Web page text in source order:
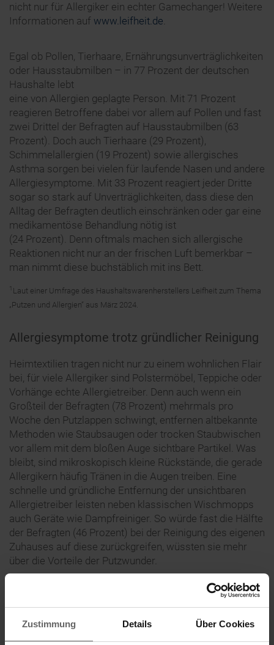
Zustimmung Details Über Cookies
nicht nur für Allergiker ein echter Gamechanger! Weitere
Informationen auf www.leifheit.de.
Egal ob Pollen, Tierhaare, Ernährungsunverträglichkeiten
oder Hausstaubmilben – in 77 Prozent der deutschen
Haushalte lebt
eine von Allergien geplagte Person. Mit 71 Prozent
reagieren Betroffene dabei vor allem auf Pollen und fast
zwei Drittel der Befragten auf Hausstaubmilben (63
Prozent). Doch auch Tierhaare (29 Prozent),
Schimmelallergien (19 Prozent) sowie allergisches
Asthma sorgen bei vielen für laufende Nasen und andere
Allergiesymptome. Mit 33 Prozent reagiert jeder Dritte
sogar so stark auf Unverträglichkeiten, dass diese den
Alltag der Befragten deutlich einschränken oder gar eine
medikamentöse Behandlung nötig ist
(24 Prozent). Denn oftmals machen sich allergische
Reaktionen nicht nur an der frischen Luft bemerkbar –
man nimmt diese buchstäblich mit ins Bett.
1 Laut einer Umfrage des Haushaltswarenherstellers Leifheit zum Thema
„Putzen und Allergien“ aus März 2024.
Allergiesymptome trotz gründlicher Reinigung
Heimtextilien tragen nicht nur zu einem wohnlichen Flair
bei, für viele Allergiker sind Polstermöbel, Teppiche oder
Vorhänge echte Allergietreiber. Denn auch wenn ein
Großteil der Befragten (78 Prozent) mehrmals pro
Woche den Putzlappen schwingt, entfernen altbekannte
Methoden wie Staubsaugen oder trocken Staubwischen
vor allem mit dem bloßen Auge sichtbare Partikel. Was
bleibt, sind mikroskopisch kleine Rückstände, die gerade
Allergikern häufig Tränen in die Augen treiben. Eine
schnelle und gründliche Entfernung der unsichtbaren
Allergietreiber leisten neben klassischen Wischmopps
auch Geräte wie Dampfreiniger. So würde fast die Hälfte
der Befragten (46 Prozent) bei der Reinigung des eigenen
Zuhauses auf diese zurückgreifen, wüssten sie mehr
über die Vorteile der Putzwunder.
Hygienisch sauber bis in die letzte Faser
Neben der Wirksamkeit bei der Symptomlinderung (30